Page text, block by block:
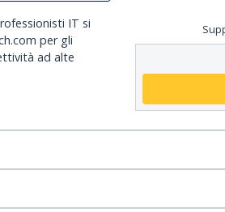
IT si
per gli
ad alte